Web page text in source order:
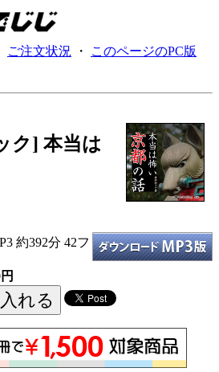
ご注文状況 ・ このページのPC版
ク] 本当は
約392分 42フ